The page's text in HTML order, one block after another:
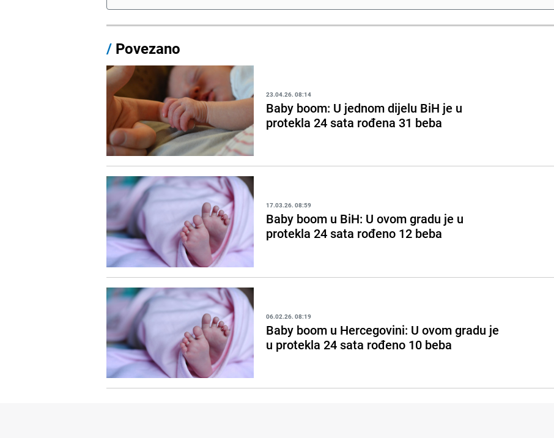
/ Povezano
23.04.26. 08:14
Baby boom: U jednom dijelu BiH je u
protekla 24 sata rođena 31 beba
17.03.26. 08:59
Baby boom u BiH: U ovom gradu je u
protekla 24 sata rođeno 12 beba
06.02.26. 08:19
Baby boom u Hercegovini: U ovom gradu je
u protekla 24 sata rođeno 10 beba